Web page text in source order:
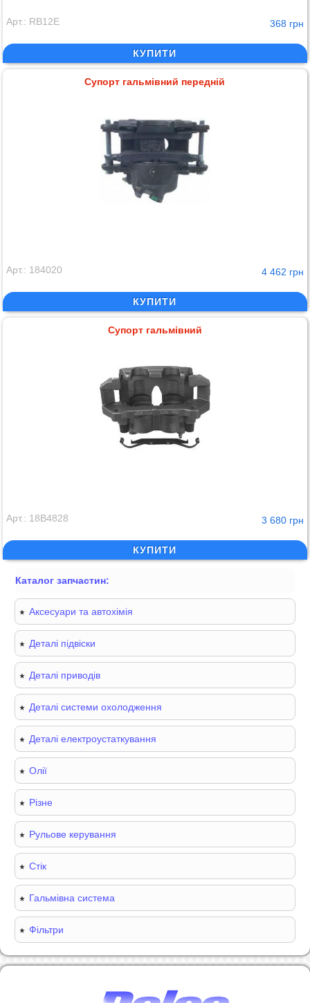
Арт.: RB12E 368 грн
КУПИТИ
Супорт гальмівний передній
Арт.: 184020 4 462 грн
КУПИТИ
Супорт гальмівний
Арт.: 18B4828 3 680 грн
КУПИТИ
Каталог запчастин:
Аксесуари та автохімія
Деталі підвіски
Деталі приводів
Деталі системи охолодження
Деталі електроустаткування
Олії
Різне
Рульове керування
Стік
Гальмівна система
Фільтри